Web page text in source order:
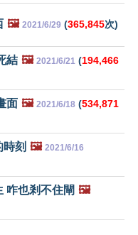
🖼️ 2021/6/29 (365,845次)
結 🖼️ 2021/6/21 (194,466
面 🖼️ 2021/6/18 (534,871
刻 🖼️ 2021/6/16
咋也剎不住閘 🖼️